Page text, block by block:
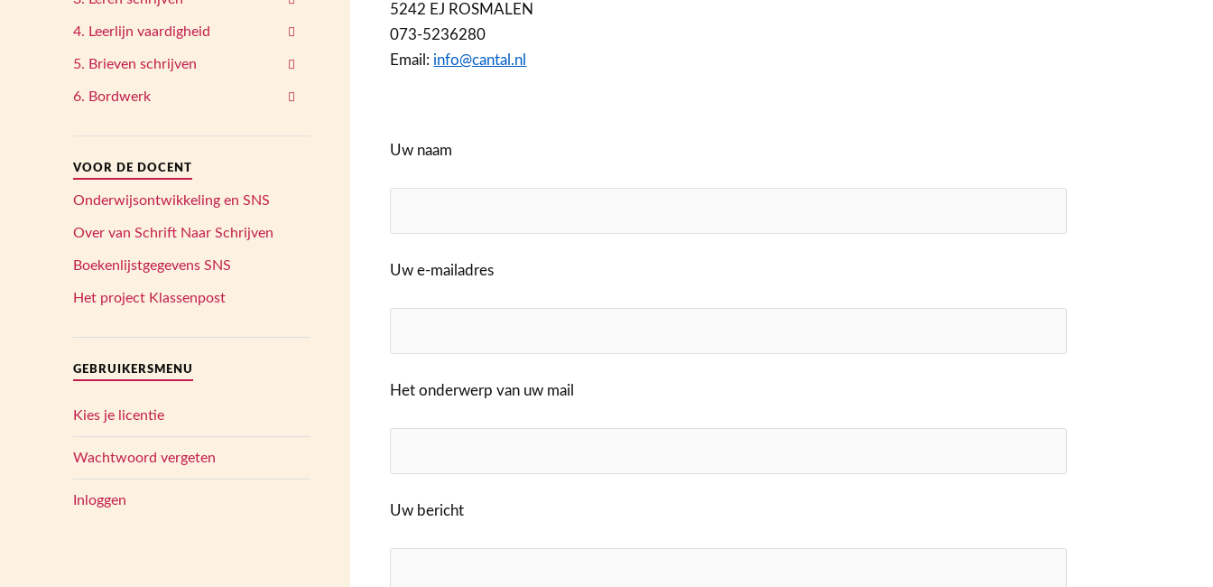
5242 EJ ROSMALEN
073-5236280
Email: info@cantal.nl
Uw naam
Uw e-mailadres
Het onderwerp van uw mail
Uw bericht
4. Leerlijn vaardigheid
5. Brieven schrijven
6. Bordwerk
VOOR DE DOCENT
Onderwijsontwikkeling en SNS
Over van Schrift Naar Schrijven
Boekenlijstgegevens SNS
Het project Klassenpost
GEBRUIKERSMENU
Kies je licentie
Wachtwoord vergeten
Inloggen